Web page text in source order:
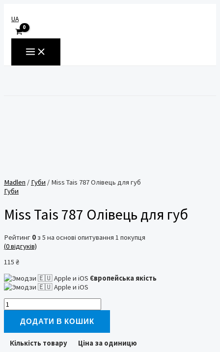
до
вмісту
UA
MAIN
MENU
Madlen / Губи / Miss Tais 787 Олівець для губ
Губи
Miss Tais 787 Олівець для губ
Рейтинг 0 з 5 на основі опитування 1 покупця
(0відгуків)
115 ₴
Європейська якість
Miss
Tais
губ
ДОДАТИ В КОШИК
Кількість товару Ціна за одиницю